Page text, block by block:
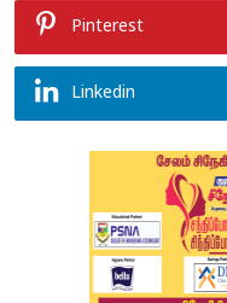
Pinterest
Linkedin